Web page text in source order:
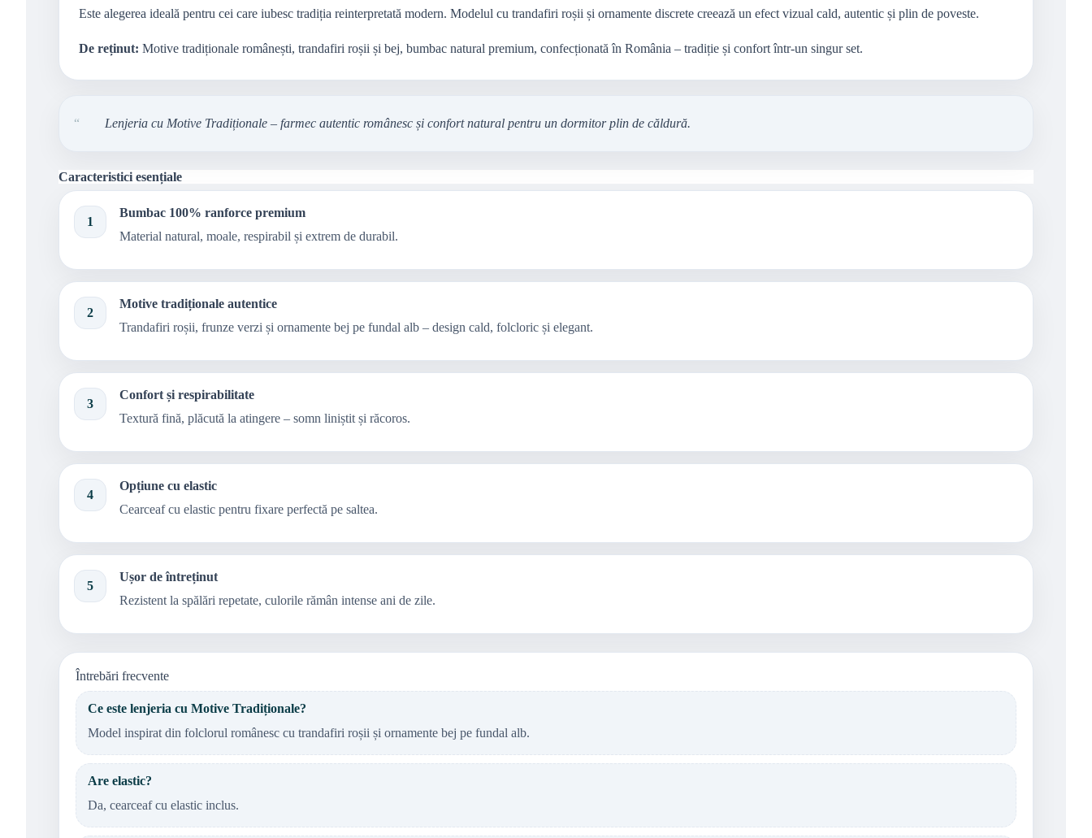
Este alegerea ideală pentru cei care iubesc tradiția reinterpretată modern. Modelul cu trandafiri roșii și ornamente discrete creează un efect vizual cald, autentic și plin de poveste.
De reținut: Motive tradiționale românești, trandafiri roșii și bej, bumbac natural premium, confecționată în România – tradiție și confort într-un singur set.
“ Lenjeria cu Motive Tradiționale – farmec autentic românesc și confort natural pentru un dormitor plin de căldură.
Caracteristici esențiale
1
Bumbac 100% ranforce premium
Material natural, moale, respirabil și extrem de durabil.
2
Motive tradiționale autentice
Trandafiri roșii, frunze verzi și ornamente bej pe fundal alb – design cald, folcloric și elegant.
3
Confort și respirabilitate
Textură fină, plăcută la atingere – somn liniștit și răcoros.
4
Opțiune cu elastic
Cearceaf cu elastic pentru fixare perfectă pe saltea.
5
Ușor de întreținut
Rezistent la spălări repetate, culorile rămân intense ani de zile.
Întrebări frecvente
Ce este lenjeria cu Motive Tradiționale?
Model inspirat din folclorul românesc cu trandafiri roșii și ornamente bej pe fundal alb.
Are elastic?
Da, cearceaf cu elastic inclus.